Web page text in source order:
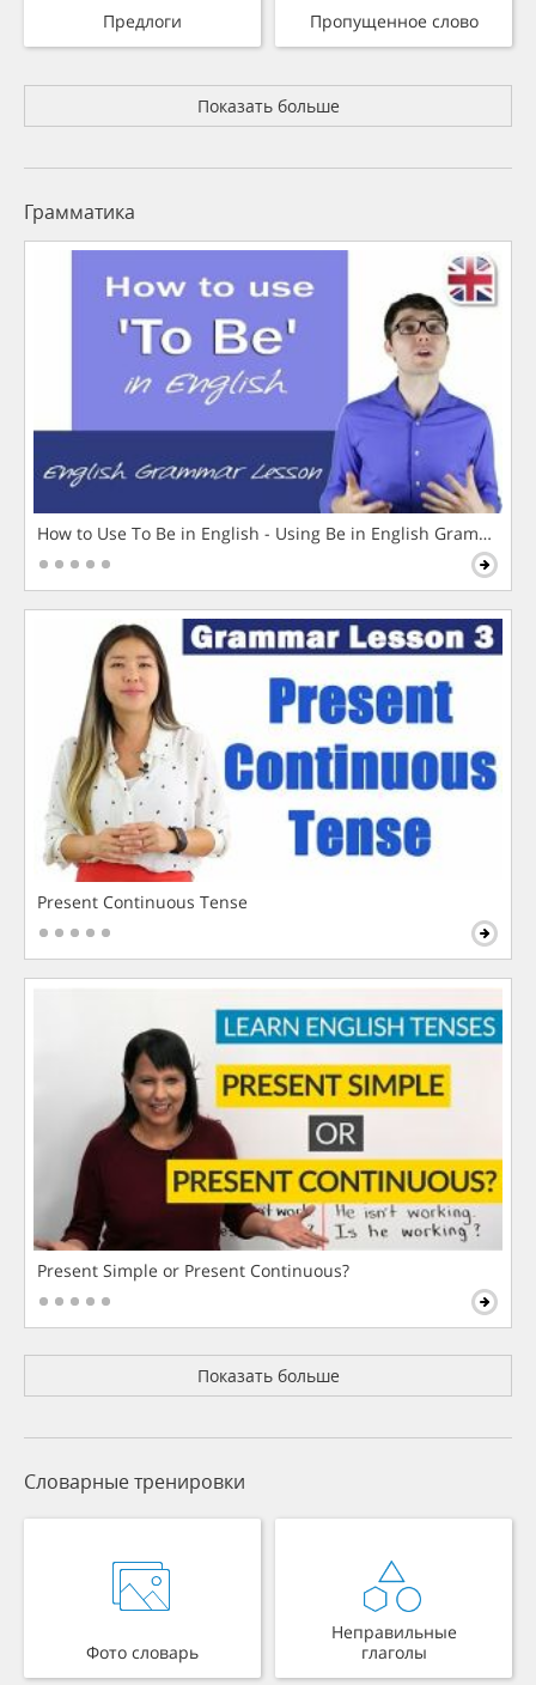
Предлоги Пропущенное слово
Показать больше
Грамматика
How to Use To Be in English - Using Be in English Grammar
Present Continuous Tense
Present Simple or Present Continuous?
Показать больше
Словарные тренировки
Фото словарь
Неправильные
глаголы